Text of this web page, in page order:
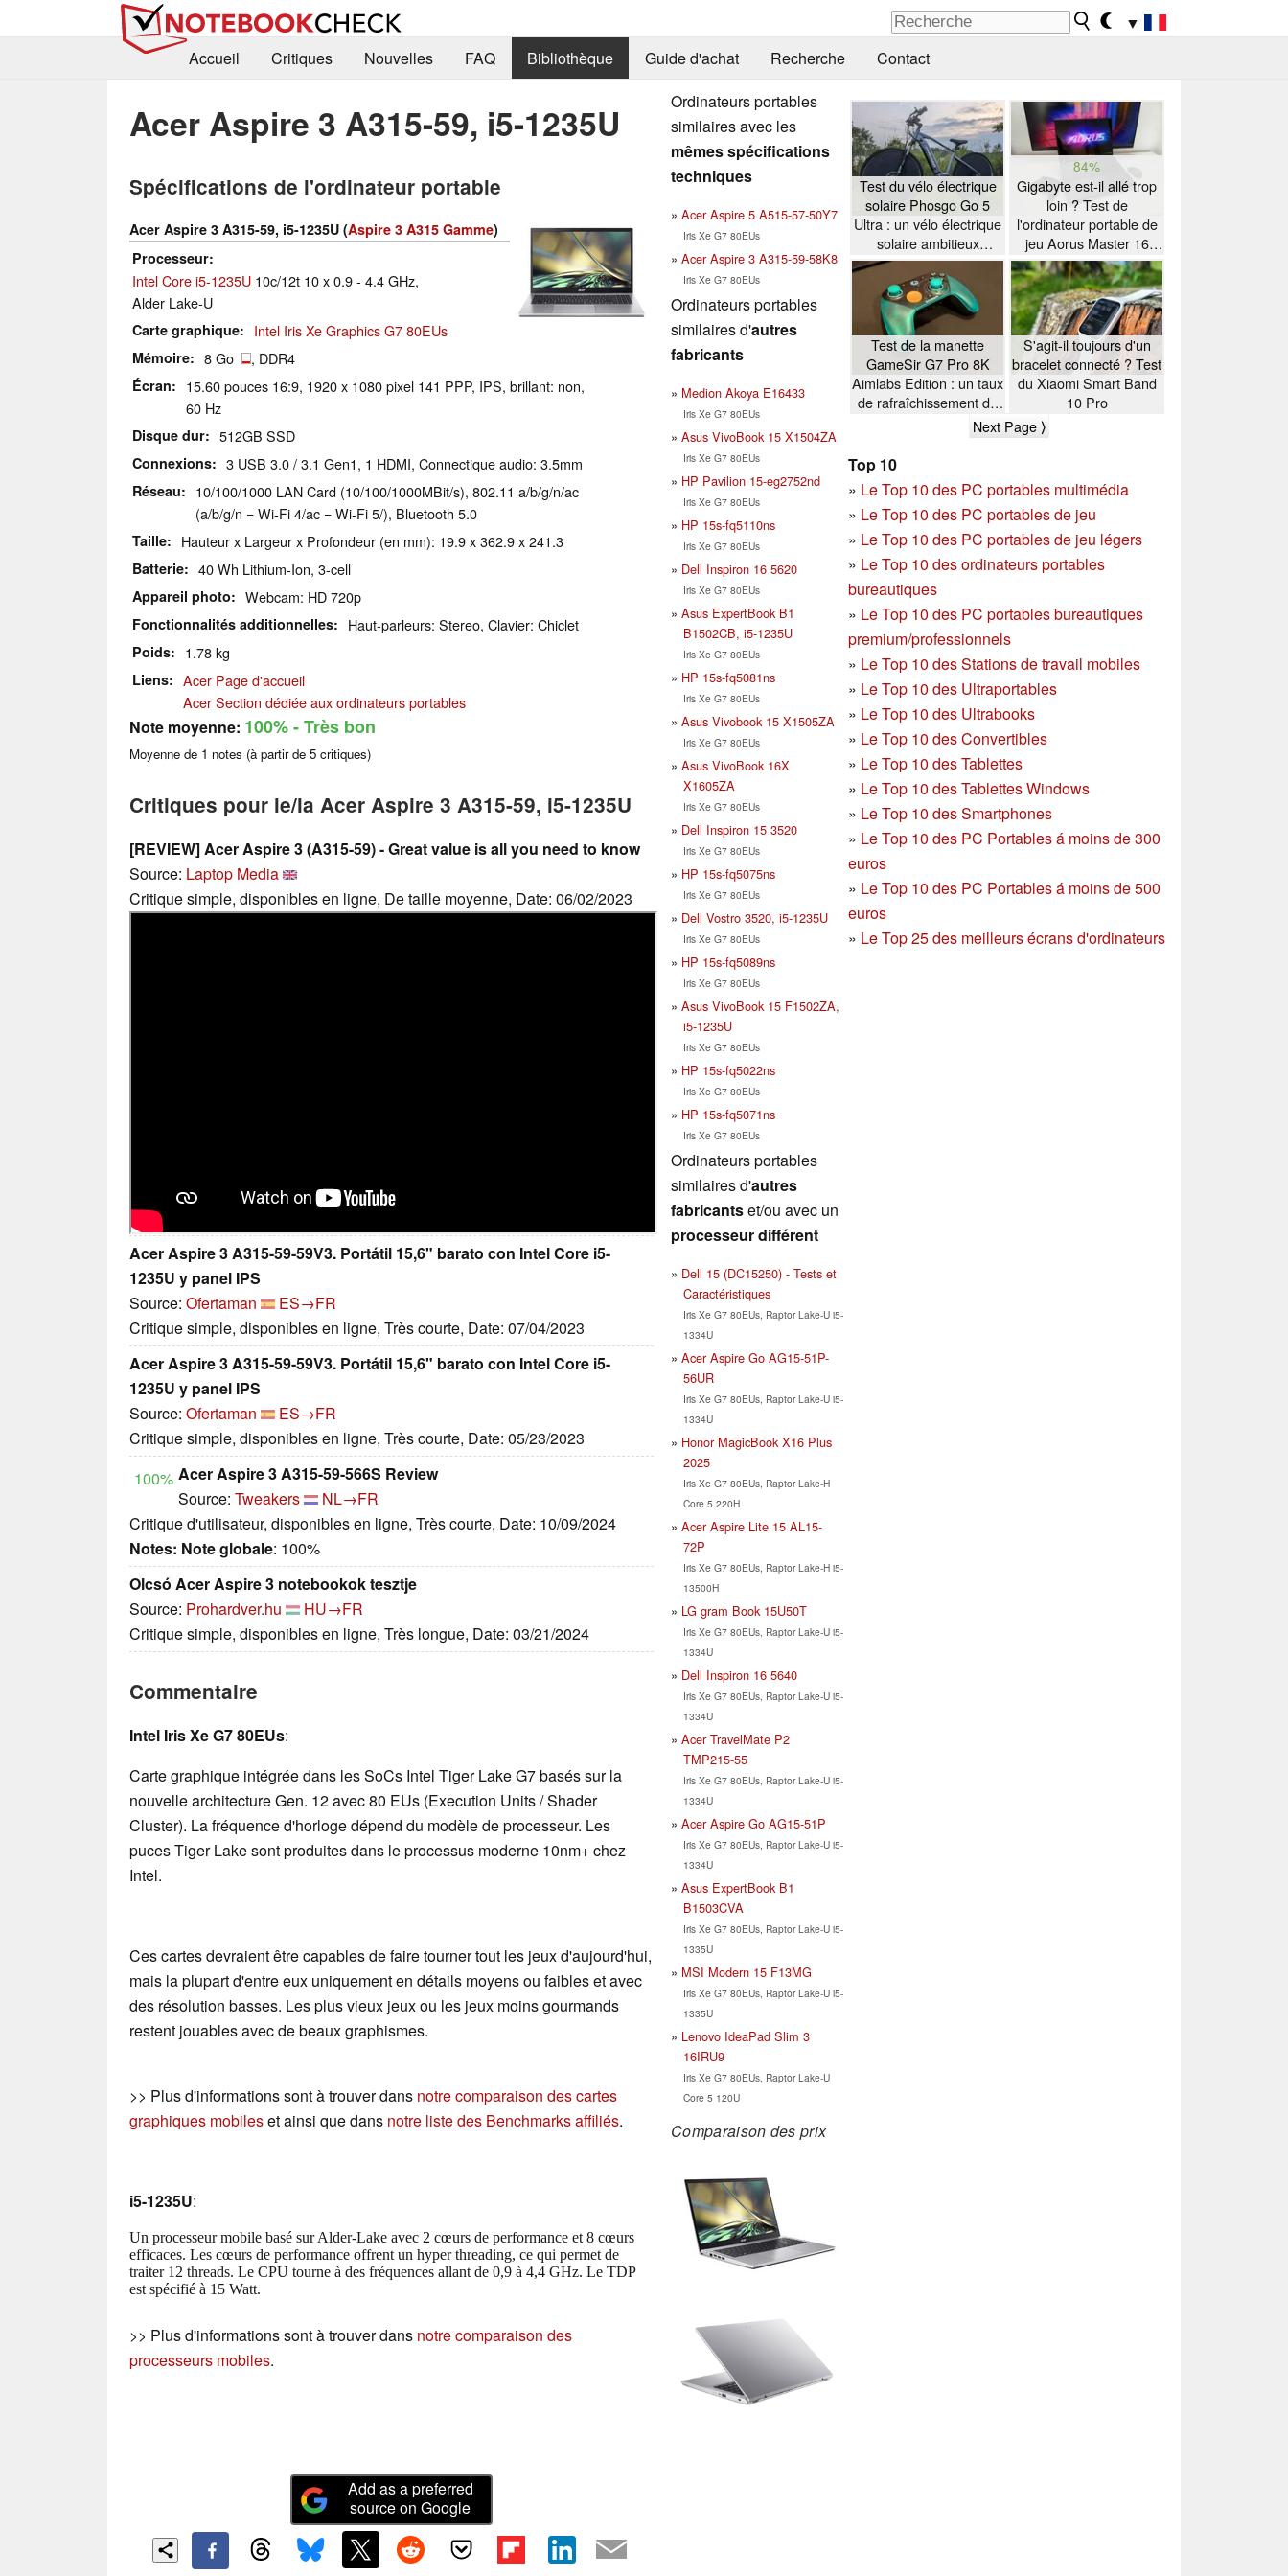
▼
Accueil
Critiques Nouvelles FAQ Bibliothèque Guide d'achat Recherche Contact
Acer Aspire 3 A315-59, i5-1235U
Spécifications de l'ordinateur portable
Acer Aspire 3 A315-59, i5-1235U (Aspire 3 A315 Gamme)
Processeur
Intel Core i5-1235U 10c/12t 10 x 0.9 - 4.4 GHz,
Alder Lake-U
Carte graphique Intel Iris Xe Graphics G7 80EUs
Mémoire 8 Go , DDR4
Écran
15.60 pouces 16:9, 1920 x 1080 pixel 141 PPP, IPS, brillant: non,
60 Hz
Disque dur 512GB SSD
Connexions 3 USB 3.0 / 3.1 Gen1, 1 HDMI, Connectique audio: 3.5mm
Réseau
10/100/1000 LAN Card (10/100/1000MBit/s), 802.11 a/b/g/n/ac
(a/b/g/n = Wi-Fi 4/ac = Wi-Fi 5/), Bluetooth 5.0
Taille Hauteur x Largeur x Profondeur (en mm): 19.9 x 362.9 x 241.3
Batterie 40 Wh Lithium-Ion, 3-cell
Appareil photo Webcam: HD 720p
Fonctionnalités additionnelles Haut-parleurs: Stereo, Clavier: Chiclet
Poids 1.78 kg
Liens
Acer Page d'accueil
Acer Section dédiée aux ordinateurs portables
Note moyenne: 100%- Très bon
Moyenne de 1 notes (à partir de 5 critiques)
Critiques pour le/la Acer Aspire 3 A315-59, i5-1235U
[REVIEW] Acer Aspire 3 (A315-59) - Great value is all you need to know
Source: Laptop Media
Critique simple, disponibles en ligne, De taille moyenne, Date: 06/02/2023
Acer Aspire 3 A315-59-59V3. Portátil 15,6" barato con Intel Core i5-
1235U y panel IPS
Source: Ofertaman
ES→FR
Critique simple, disponibles en ligne, Très courte, Date: 07/04/2023
Acer Aspire 3 A315-59-59V3. Portátil 15,6" barato con Intel Core i5-
1235U y panel IPS
Source: Ofertaman
ES→FR
Critique simple, disponibles en ligne, Très courte, Date: 05/23/2023
100% Acer Aspire 3 A315-59-566S Review
Source: Tweakers
NL→FR
Critique d'utilisateur, disponibles en ligne, Très courte, Date: 10/09/2024
Notes: Note globale: 100%
Olcsó Acer Aspire 3 notebookok tesztje
Source: Prohardver.hu
HU→FR
Critique simple, disponibles en ligne, Très longue, Date: 03/21/2024
Commentaire
Intel Iris Xe G7 80EUs:
Carte graphique intégrée dans les SoCs Intel Tiger Lake G7 basés sur la
nouvelle architecture Gen. 12 avec 80 EUs (Execution Units / Shader
Cluster). La fréquence d'horloge dépend du modèle de processeur. Les
puces Tiger Lake sont produites dans le processus moderne 10nm+ chez
Intel.
Ces cartes devraient être capables de faire tourner tout les jeux d'aujourd'hui,
mais la plupart d'entre eux uniquement en détails moyens ou faibles et avec
des résolution basses. Les plus vieux jeux ou les jeux moins gourmands
restent jouables avec de beaux graphismes.
>> Plus d'informations sont à trouver dans notre comparaison des cartes
graphiques mobileset ainsi que dans notre liste des Benchmarks affiliés.
i5-1235U:
Un processeur mobile basé sur Alder-Lake avec 2 cœurs de performance et 8 cœurs
efficaces. Les cœurs de performance offrent un hyper threading, ce qui permet de
traiter 12 threads. Le CPU tourne à des fréquences allant de 0,9 à 4,4 GHz. Le TDP
est spécifié à 15 Watt.
>> Plus d'informations sont à trouver dans notre comparaison des
processeurs mobiles.
Add as a preferred
source on Google
Ordinateurs portables
similaires avec les
mêmes spécifications
techniques
Acer Aspire 5 A515-57-50Y7
Iris Xe G7 80EUs
Acer Aspire 3 A315-59-58K8
Iris Xe G7 80EUs
Ordinateurs portables
similaires d'autres
fabricants
Medion Akoya E16433
Iris Xe G7 80EUs
Asus VivoBook 15 X1504ZA
Iris Xe G7 80EUs
HP Pavilion 15-eg2752nd
Iris Xe G7 80EUs
HP 15s-fq5110ns
Iris Xe G7 80EUs
Dell Inspiron 16 5620
Iris Xe G7 80EUs
Asus ExpertBook B1
B1502CB, i5-1235U
Iris Xe G7 80EUs
HP 15s-fq5081ns
Iris Xe G7 80EUs
Asus Vivobook 15 X1505ZA
Iris Xe G7 80EUs
Asus VivoBook 16X
X1605ZA
Iris Xe G7 80EUs
Dell Inspiron 15 3520
Iris Xe G7 80EUs
HP 15s-fq5075ns
Iris Xe G7 80EUs
Dell Vostro 3520, i5-1235U
Iris Xe G7 80EUs
HP 15s-fq5089ns
Iris Xe G7 80EUs
Asus VivoBook 15 F1502ZA,
i5-1235U
Iris Xe G7 80EUs
HP 15s-fq5022ns
Iris Xe G7 80EUs
HP 15s-fq5071ns
Iris Xe G7 80EUs
Ordinateurs portables
similaires d'autres
fabricantset/ou avec un
processeur différent
Dell 15 (DC15250) - Tests et
Caractéristiques
Iris Xe G7 80EUs, Raptor Lake-U i5-
1334U
Acer Aspire Go AG15-51P-
56UR
Iris Xe G7 80EUs, Raptor Lake-U i5-
1334U
Honor MagicBook X16 Plus
2025
Iris Xe G7 80EUs, Raptor Lake-H
Core 5 220H
Acer Aspire Lite 15 AL15-
72P
Iris Xe G7 80EUs, Raptor Lake-H i5-
13500H
LG gram Book 15U50T
Iris Xe G7 80EUs, Raptor Lake-U i5-
1334U
Dell Inspiron 16 5640
Iris Xe G7 80EUs, Raptor Lake-U i5-
1334U
Acer TravelMate P2
TMP215-55
Iris Xe G7 80EUs, Raptor Lake-U i5-
1334U
Acer Aspire Go AG15-51P
Iris Xe G7 80EUs, Raptor Lake-U i5-
1334U
Asus ExpertBook B1
B1503CVA
Iris Xe G7 80EUs, Raptor Lake-U i5-
1335U
MSI Modern 15 F13MG
Iris Xe G7 80EUs, Raptor Lake-U i5-
1335U
Lenovo IdeaPad Slim 3
16IRU9
Iris Xe G7 80EUs, Raptor Lake-U
Core 5 120U
Comparaison des prix
Test du vélo électrique
solaire Phosgo Go 5
Ultra : un vélo électrique
solaire ambitieux
présentant quelques
particularités
84%
Gigabyte est-il allé trop
loin ? Test de
l'ordinateur portable de
jeu Aorus Master 16
équipé d'un processeur
AMD Zen 5
Test de la manette
GameSir G7 Pro 8K
Aimlabs Edition : un taux
de rafraîchissement de
S'agit-il toujours d'un
bracelet connecté ? Test
du Xiaomi Smart Band
10 Pro
Next Page ⟩
Top 10
» Le Top 10 des PC portables multimédia
» Le Top 10 des PC portables de jeu
» Le Top 10 des PC portables de jeu légers
» Le Top 10 des ordinateurs portables
bureautiques
» Le Top 10 des PC portables bureautiques
premium/professionnels
» Le Top 10 des Stations de travail mobiles
» Le Top 10 des Ultraportables
» Le Top 10 des Ultrabooks
» Le Top 10 des Convertibles
» Le Top 10 des Tablettes
» Le Top 10 des Tablettes Windows
» Le Top 10 des Smartphones
» Le Top 10 des PC Portables á moins de 300
euros
» Le Top 10 des PC Portables á moins de 500
euros
» Le Top 25 des meilleurs écrans d'ordinateurs